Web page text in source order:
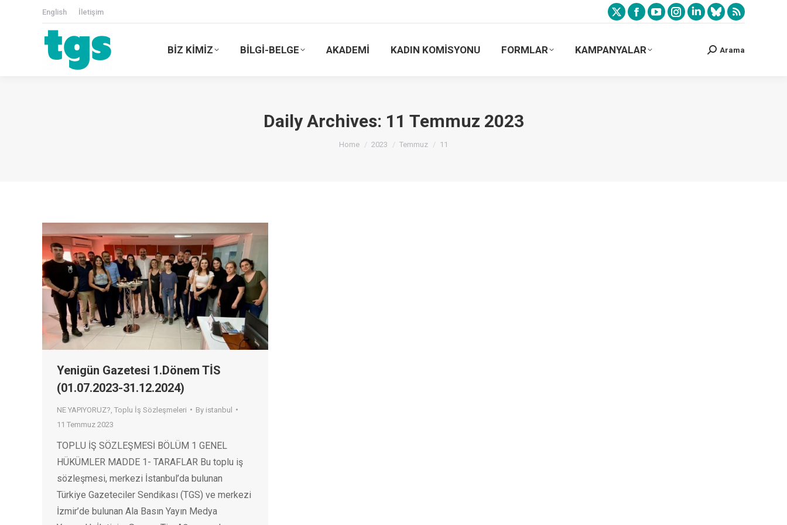
English İletişim
BİZ KİMİZ BİLGİ-BELGE AKADEMİ KADIN KOMİSYONU FORMLAR KAMPANYALAR Arama
Daily Archives: 11 Temmuz 2023
You are here:
Home 2023 Temmuz 11
Yenigün Gazetesi 1.Dönem TİS
(01.07.2023-31.12.2024)
NE YAPIYORUZ? Toplu İş Sözleşmeleri By istanbul
11 Temmuz 2023
TOPLU İŞ SÖZLEŞMESİ BÖLÜM 1 GENEL
HÜKÜMLER MADDE 1- TARAFLAR Bu toplu iş
sözleşmesi, merkezi İstanbul’da bulunan
Türkiye Gazeteciler Sendikası (TGS) ve merkezi
İzmir’de bulunan Ala Basın Yayın Medya